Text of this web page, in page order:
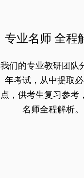
专业名师 全程
我们的专业教研团队
年考试，从中提取
点，供考生复习参考
名师全程解析。